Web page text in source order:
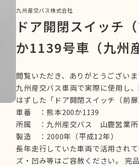
九州産交バス株式会社
ドア開閉スイッチ
か1139号車（九州
閲覧いただき、ありがとうございま
九州産交バス車両で実際に使用し
はずした「ドア開閉スイッチ（前扉
車番 ：熊本200か1139
所属 ：九州産交バス 山鹿営業所
製造 ：2000年（平成12年）
長年走行していた車両で活用され
ズ・凹み等はご容赦ください。 完